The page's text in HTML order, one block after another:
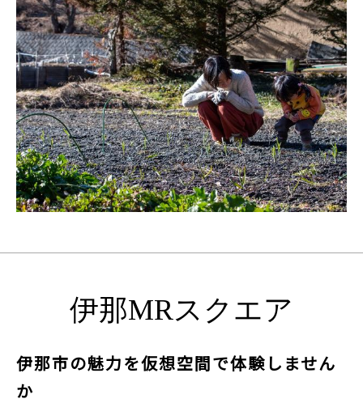
伊那MRスクエア
伊那市の魅力を仮想空間で体験しません
か